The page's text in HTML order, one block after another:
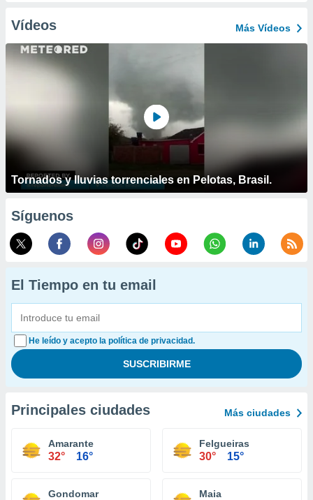
Vídeos Más Vídeos
Tornados y lluvias torrenciales en Pelotas, Brasil.
Síguenos
El Tiempo en tu email
He leído y acepto la política de privacidad.
Principales ciudades Más ciudades
Amarante
32° 16°
Felgueiras
30° 15°
Gondomar Maia